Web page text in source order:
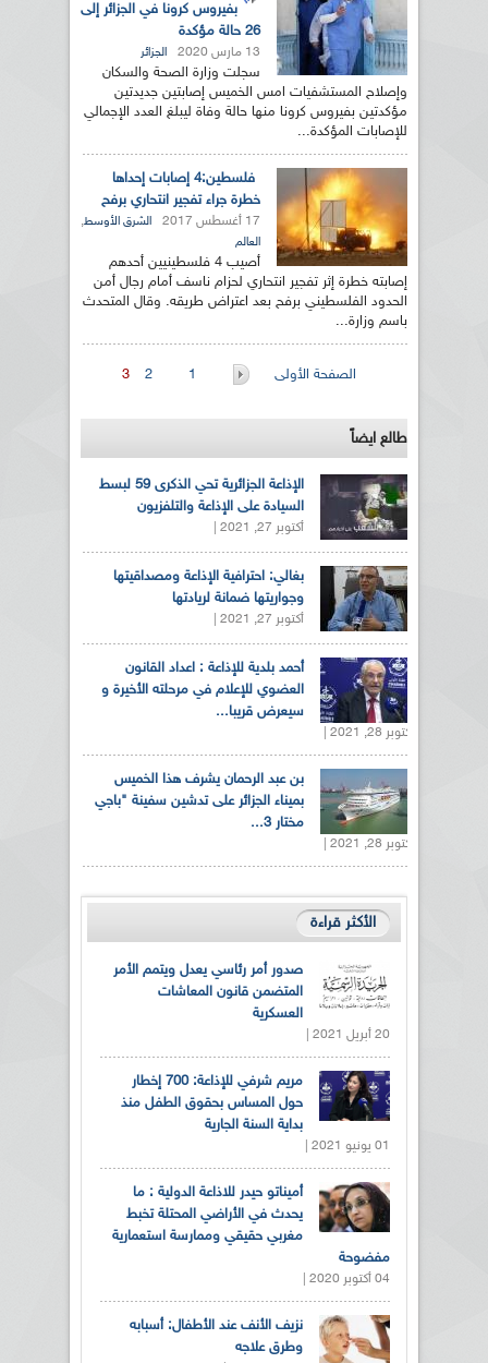
بفيروس كرونا في الجزائر إلى
26 حالة مؤكدة
13 مارس 2020 الجزائر
سجلت وزارة الصحة والسكان
وإصلاح المستشفيات امس الخميس إصابتين جديدتين
مؤكدتين بفيروس كرونا منها حالة وفاة ليبلغ العدد الإجمالي
للإصابات المؤكدة...
فلسطين:4 إصابات إحداها
خطرة جراء تفجير انتحاري برفح
17 أغسطس 2017 الشرق الأوسط,
العالم
أصيب 4 فلسطينيين أحدهم
إصابته خطرة إثر تفجير انتحاري لحزام ناسف أمام رجال أمن
الحدود الفلسطيني برفح بعد اعتراض طريقه. وقال المتحدث
باسم وزارة...
الصفحات
الصفحة الأولى 1
2
3
طالع ايضاً
الإذاعة الجزائرية تحي الذكرى 59 لبسط
السيادة على الإذاعة والتلفزيون
أكتوبر 27, 2021 |
بغالي: احترافية الإذاعة ومصداقيتها
وجواريتها ضمانة لريادتها
أكتوبر 27, 2021 |
أحمد بلدية للإذاعة : اعداد القانون
العضوي للإعلام في مرحلته الأخيرة و
سيعرض قريبا...
أكتوبر 28, 2021 |
بن عبد الرحمان يشرف هذا الخميس
بميناء الجزائر على تدشين سفينة "باجي
مختار 3...
أكتوبر 28, 2021 |
الأكثر قراءة
صدور أمر رئاسي يعدل ويتمم الأمر
المتضمن قانون المعاشات
العسكرية
20 أبريل 2021 |
مريم شرفي للإذاعة: 700 إخطار
حول المساس بحقوق الطفل منذ
بداية السنة الجارية
01 يونيو 2021 |
أميناتو حيدر للاذاعة الدولية : ما
يحدث في الأراضي المحتلة تخبط
مغربي حقيقي وممارسة استعمارية
مفضوحة
04 أكتوبر 2020 |
نزيف الأنف عند الأطفال: أسبابه
وطرق علاجه